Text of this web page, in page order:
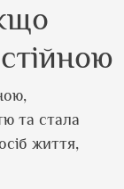
та стала
життя,